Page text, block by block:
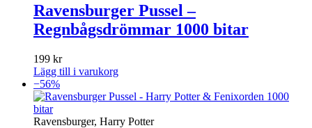
Ravensburger Pussel –
Regnbågsdrömmar 1000 bitar
199 kr
Lägg till i varukorg
−56%
Ravensburger, Harry Potter